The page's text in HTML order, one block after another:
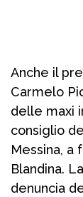
Anche il
Carmelo
delle maxi
consiglio
Messina, a
Blandina.
denuncia